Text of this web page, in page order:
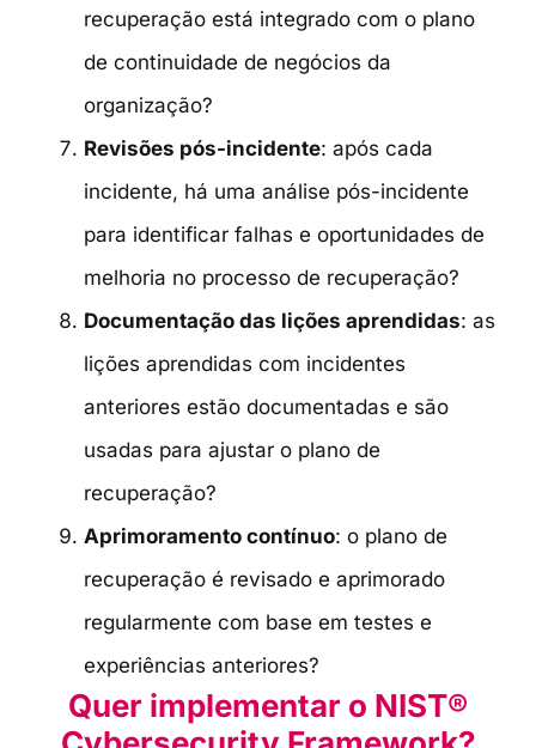
recuperação está integrado com o plano
de continuidade de negócios da
organização?
Revisões pós-incidente: após cada
incidente, há uma análise pós-incidente
para identificar falhas e oportunidades de
melhoria no processo de recuperação?
Documentação das lições aprendidas: as
lições aprendidas com incidentes
anteriores estão documentadas e são
usadas para ajustar o plano de
recuperação?
Aprimoramento contínuo: o plano de
recuperação é revisado e aprimorado
regularmente com base em testes e
experiências anteriores?
Quer implementar o NIST®